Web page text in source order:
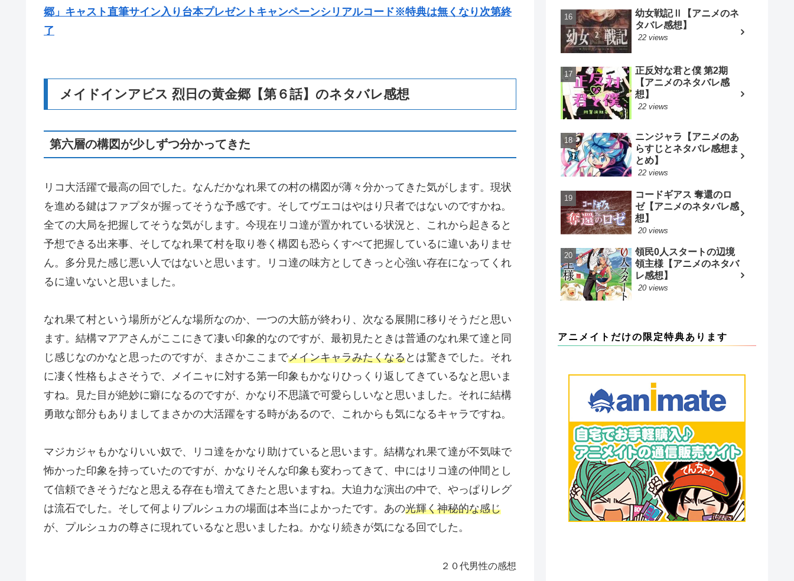
郷」キャスト直筆サイン入り台本プレゼントキャンペーンシリアルコード※特典は無くなり次第終
了
メイドインアビス 烈日の黄金郷【第６話】のネタバレ感想
第六層の構図が少しずつ分かってきた
リコ大活躍で最高の回でした。なんだかなれ果ての村の構図が薄々分かってきた気がします。現状
を進める鍵はファプタが握ってそうな予感です。そしてヴエコはやはり只者ではないのですかね。
全ての大局を把握してそうな気がします。今現在リコ達が置かれている状況と、これから起きると
予想できる出来事、そしてなれ果て村を取り巻く構図も恐らくすべて把握しているに違いありませ
ん。多分見た感じ悪い人ではないと思います。リコ達の味方としてきっと心強い存在になってくれ
るに違いないと思いました。
なれ果て村という場所がどんな場所なのか、一つの大筋が終わり、次なる展開に移りそうだと思い
ます。結構マアアさんがここにきて凄い印象的なのですが、最初見たときは普通のなれ果て達と同
じ感じなのかなと思ったのですが、まさかここまでメインキャラみたくなるとは驚きでした。それ
に凄く性格もよさそうで、メイニャに対する第一印象もかなりひっくり返してきているなと思いま
すね。見た目が絶妙に癖になるのですが、かなり不思議で可愛らしいなと思いました。それに結構
勇敢な部分もありましてまさかの大活躍をする時があるので、これからも気になるキャラですね。
マジカジャもかなりいい奴で、リコ達をかなり助けていると思います。結構なれ果て達が不気味で
怖かった印象を持っていたのですが、かなりそんな印象も変わってきて、中にはリコ達の仲間とし
て信頼できそうだなと思える存在も増えてきたと思いますね。大迫力な演出の中で、やっぱりレグ
は流石でした。そして何よりプルシュカの場面は本当によかったです。あの光輝く神秘的な感じ
が、プルシュカの尊さに現れているなと思いましたね。かなり続きが気になる回でした。
２０代男性の感想
幼女戦記Ⅱ【アニメのネ
タバレ感想】
22 views
正反対な君と僕 第2期
【アニメのネタバレ感
想】
22 views
ニンジャラ【アニメのあ
らすじとネタバレ感想ま
とめ】
22 views
コードギアス 奪還のロ
ゼ【アニメのネタバレ感
想】
20 views
領民0人スタートの辺境
領主様【アニメのネタバ
レ感想】
20 views
アニメイトだけの限定特典あります